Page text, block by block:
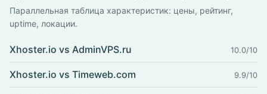
Параллельная таблица характеристик: цены, рейтинг,
uptime, локации.
Xhoster.io vs AdminVPS.ru 10.0/10
Xhoster.io vs Timeweb.com 9.9/10